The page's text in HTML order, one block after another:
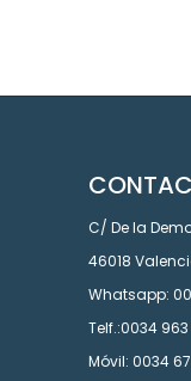
C/ De la
46018
Whatsapp:
Telf.:0034
Móvil: 0034